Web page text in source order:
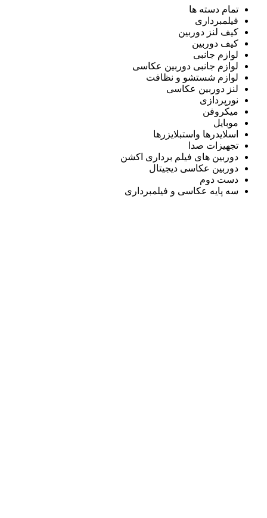
تمام دسته ها
فیلمبرداری
کیف لنز دوربین
کیف دوربین
لوازم جانبی
لوازم جانبی دوربین عکاسی
لوازم شستشو و نظافت
لنز دوربین عکاسی
نورپردازی
میکروفن
موبایل
اسلایدرها واستبلایزرها
تجهیزات صدا
دوربین های فیلم برداری اکشن
دوربین عکاسی دیجیتال
دست دوم
سه پایه عکاسی و فیلمبرداری